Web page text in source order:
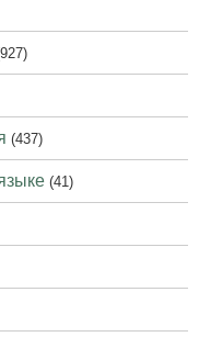
(437)
(41)